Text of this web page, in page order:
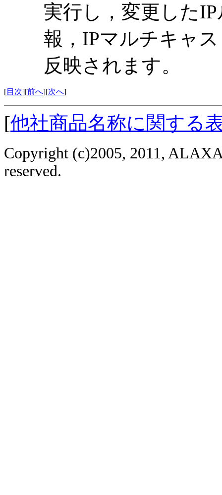
実行し，変更した
報，IPマルチキャ
反映されます。
[目次][前へ][次へ]
[他社商品名称に関する
Copyright (c)2005, 2011,
reserved.